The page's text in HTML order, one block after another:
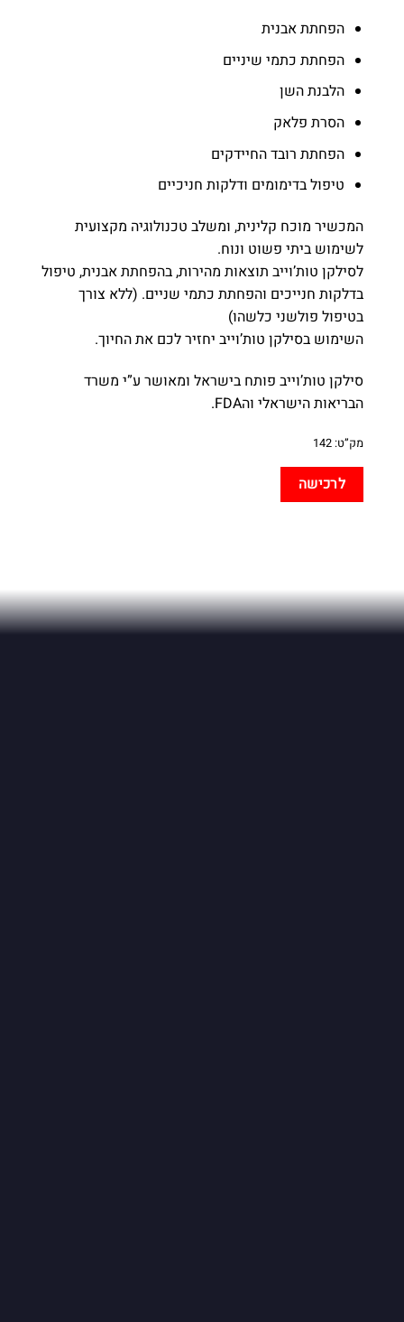
הפחתת אבנית
הפחתת כתמי שיניים
הלבנת השן
הסרת פלאק
הפחתת רובד החיידקים
טיפול בדימומים ודלקות חניכיים
המכשיר מוכח קלינית, ומשלב טכנולוגיה מקצועית
לשימוש ביתי פשוט ונוח.
לסילקן טות’וייב תוצאות מהירות, בהפחתת אבנית, טיפול
בדלקות חנייכים והפחתת כתמי שניים. (ללא צורך
בטיפול פולשני כלשהו)
השימוש בסילקן טות’וייב יחזיר לכם את החיוך.
סילקן טות’וייב פותח בישראל ומאושר ע”י משרד
הבריאות הישראלי והFDA.
מק”ט: 142
לרכישה